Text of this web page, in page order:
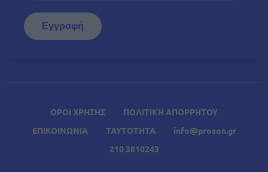
ΟΡΟΙ ΧΡΗΣΗΣ
ΠΟΛΙΤΙΚΗ ΑΠΟΡΡΗΤΟΥ
ΕΠΙΚΟΙΝΩΝΙΑ
ΤΑΥΤΟΤΗΤΑ
info@proson.gr
210 3810243